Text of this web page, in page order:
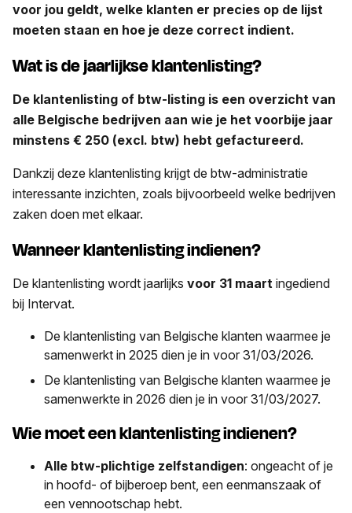
voor jou geldt, welke klanten er precies op de lijst
moeten staan en hoe je deze correct indient.
Wat is de jaarlijkse klantenlisting?
De klantenlisting of btw-listing is een overzicht van
alle Belgische bedrijven aan wie je het voorbije jaar
minstens € 250 (excl. btw) hebt gefactureerd.
Dankzij deze klantenlisting krijgt de btw-administratie
interessante inzichten, zoals bijvoorbeeld welke bedrijven
zaken doen met elkaar.
Wanneer klantenlisting indienen?
De klantenlisting wordt jaarlijks voor 31 maart ingediend
bij Intervat.
De klantenlisting van Belgische klanten waarmee je
samenwerkt in 2025 dien je in voor 31/03/2026.
De klantenlisting van Belgische klanten waarmee je
samenwerkte in 2026 dien je in voor 31/03/2027.
Wie moet een klantenlisting indienen?
Alle btw-plichtige zelfstandigen: ongeacht of je
in hoofd- of bijberoep bent, een eenmanszaak of
een vennootschap hebt.